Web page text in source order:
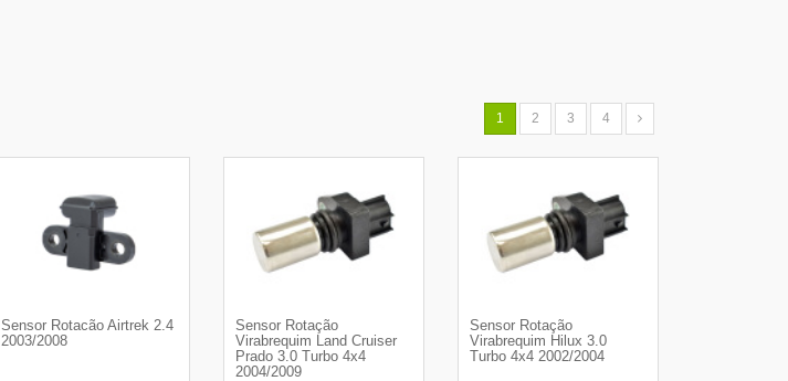
1 2 3 4
Sensor Rotacão Airtrek 2.4
2003/2008
Sensor Rotação
Virabrequim Land Cruiser
Prado 3.0 Turbo 4x4
2004/2009
Sensor Rotação
Virabrequim Hilux 3.0
Turbo 4x4 2002/2004